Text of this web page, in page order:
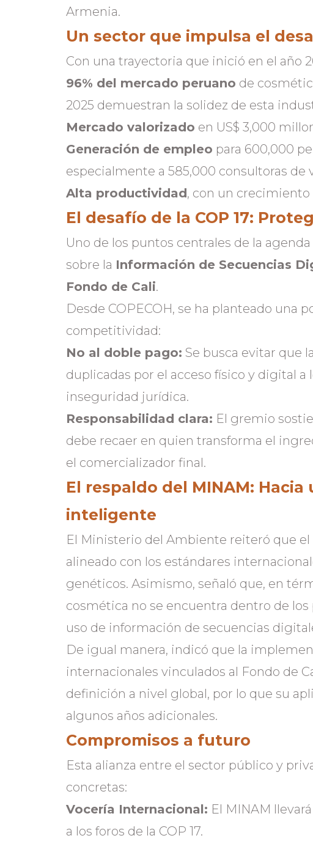
Armenia.
Un sector que impulsa el
Con una trayectoria que inició en el año
96% del mercado peruano de
2025 demuestran la solidez de esta
Mercado valorizado en US$ 3,000
Generación de empleo para 600,000
especialmente a 585,000 consultoras de
Alta productividad, con un
El desafío de la COP 17:
Uno de los puntos centrales de la agenda
sobre la Información de Secuencias
Fondo de Cali.
Desde COPECOH, se ha planteado una
competitividad:
No al doble pago: Se busca evitar que
duplicadas por el acceso físico y digital a
inseguridad jurídica.
Responsabilidad clara: El gremio
debe recaer en quien transforma el
el comercializador final.
El respaldo del MINAM:
inteligente
El Ministerio del Ambiente reiteró que
alineado con los estándares
genéticos. Asimismo, señaló que, en
cosmética no se encuentra dentro de los
uso de información de secuencias
De igual manera, indicó que la
internacionales vinculados al Fondo de
definición a nivel global, por lo que su
algunos años adicionales.
Compromisos a futuro
Esta alianza entre el sector público y
concretas:
Vocería Internacional: El MINAM
a los foros de la COP 17.